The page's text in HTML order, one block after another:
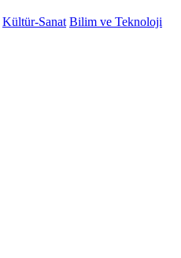
Kültür-Sanat Bilim ve Teknoloji